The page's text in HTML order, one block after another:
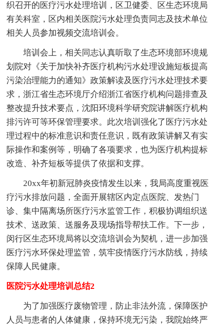
织召开的医疗污水处理培训，区卫健委、区生态环境局
有关科室，区内相关医院污水处理负责同志及技术单位
相关人员参加视频交流培训会。
培训会上，相关同志认真听取了生态环境部环境规
划院对《关于加快补齐医疗机构污水处理设施短板提高
污染治理能力的通知》政策解读及医疗污水处理技术要
求，浙江省生态环境厅介绍浙江省医疗机构问题排查及
整改提升技术要点，沈阳环境科学研究院讲解医疗机构
排污许可等环保管理要求。此次培训强化了医疗污水处
理过程中的标准意识和责任意识，既有政策讲解又有实
际操作和案例等，明确了各项要求，也为医疗机构提标
改造、补齐短板等提供了依据和支撑。
20xx年初新冠肺炎疫情发生以来，我局高度重视医
疗污水排放问题，全面开展辖区内定点医院、发热门
诊、集中隔离场所医疗污水监管工作，积极协调组织送
技术、送政策、送服务及现场指导帮扶工作。下一步，
闵行区生态环境局将以交流培训会为契机，进一步加强
医疗污水环保处理监管，筑牢疫情医疗污水防线，持续
保障人民健康。
医院污水处理培训总结2
为了加强医疗废物管理，防止非法外流，保障医护
人员与患者的人体健康，保持环境无污染，我院始终严